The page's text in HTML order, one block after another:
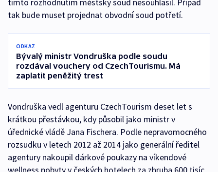
tímto rozhodnutím městský soud nesouhlasil. Případ
tak bude muset projednat obvodní soud potřetí.
ODKAZ
Bývalý ministr Vondruška podle soudu
rozdával vouchery od CzechTourismu. Má
zaplatit peněžitý trest
Vondruška vedl agenturu CzechTourism deset let s
krátkou přestávkou, kdy působil jako ministr v
úřednické vládě Jana Fischera. Podle nepravomocného
rozsudku v letech 2012 až 2014 jako generální ředitel
agentury nakoupil dárkové poukazy na víkendové